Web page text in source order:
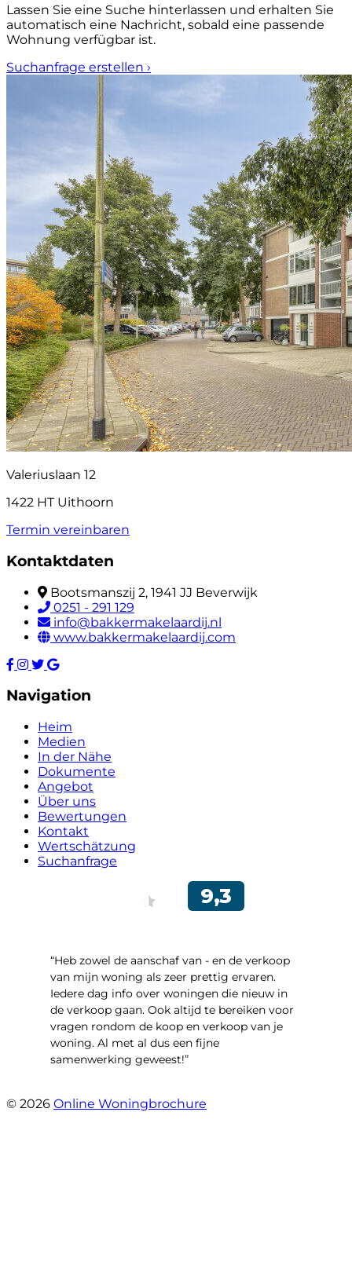
Lassen Sie eine Suche hinterlassen und erhalten Sie
automatisch eine Nachricht, sobald eine passende
Wohnung verfügbar ist.
Suchanfrage erstellen ›
Valeriuslaan 12
1422 HT Uithoorn
Termin vereinbaren
Kontaktdaten
Bootsmanszij 2, 1941 JJ Beverwijk
0251 - 291 129
info@bakkermakelaardij.nl
www.bakkermakelaardij.com
Navigation
Heim
Medien
In der Nähe
Dokumente
Angebot
Über uns
Bewertungen
Kontakt
Wertschätzung
Suchanfrage
“Heb zowel de aanschaf van - en de verkoop
van mijn woning als zeer prettig ervaren.
Iedere dag info over woningen die nieuw in
de verkoop gaan. Ook altijd te bereiken voor
vragen rondom de koop en verkoop van je
woning. Al met al dus een fijne
samenwerking geweest!”
© 2026 Online Woningbrochure